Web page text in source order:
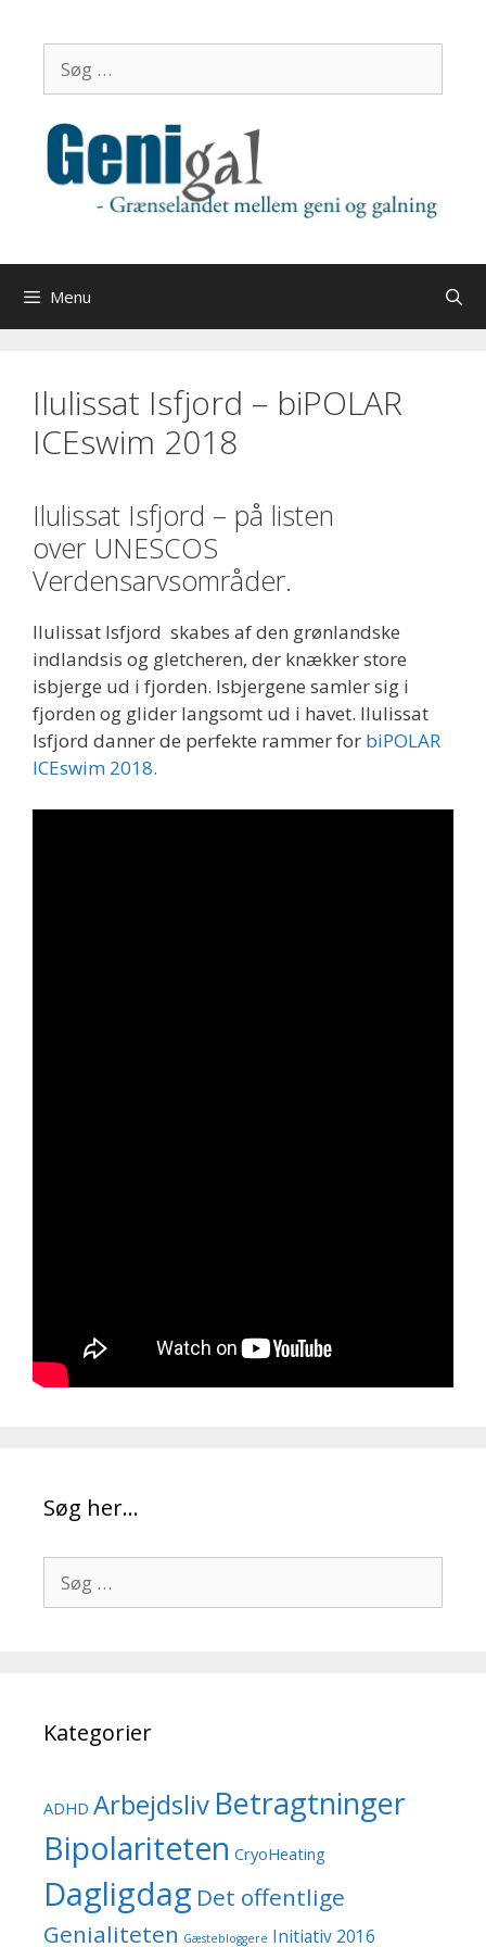
indhold
efter:
Menu
Ilulissat Isfjord – biPOLAR
ICEswim 2018
Ilulissat Isfjord – på listen
over UNESCOS
Verdensarvsområder.
Ilulissat Isfjord skabes af den grønlandske
indlandsis og gletcheren, der knækker store
isbjerge ud i fjorden. Isbjergene samler sig i
fjorden og glider langsomt ud i havet. Ilulissat
Isfjord danner de perfekte rammer for biPOLAR
ICEswim 2018.
Søg her…
efter:
Kategorier
ADHD Arbejdsliv Betragtninger
Bipolariteten CryoHeating
Dagligdag Det offentlige
Genialiteten Gæstebloggere Initiativ 2016